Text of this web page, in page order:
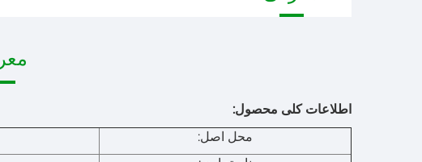
اطلاعات کلی محصول:
محل اصل: